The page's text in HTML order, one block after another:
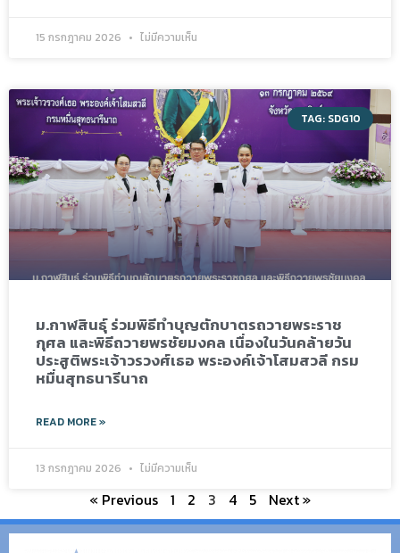
15 กรกฎาคม 2026 ไม่มีความเห็น
TAG: SDG10
ม.กาฬสินธุ์ ร่วมพิธีทำบุญตักบาตรถวายพระราช
กุศล และพิธีถวายพรชัยมงคล เนื่องในวันคล้ายวัน
ประสูติพระเจ้าวรวงศ์เธอ พระองค์เจ้าโสมสวลี กรม
หมื่นสุทธนารีนาถ
READ MORE »
13 กรกฎาคม 2026 ไม่มีความเห็น
« Previous 1 2 3 4 5 Next »